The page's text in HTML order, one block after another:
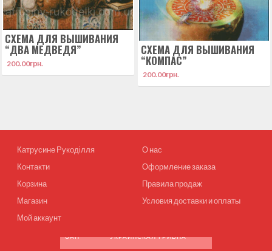
СХЕМА ДЛЯ ВЫШИВАНИЯ
“ДВА МЕДВЕДЯ”
200.00грн.
СХЕМА ДЛЯ ВЫШИВАНИЯ
“КОМПАС”
200.00грн.
Катрусине Рукоділля
Контакти
Корзина
Магазин
Мой аккаунт
О нас
Оформление заказа
Правила продаж
Условия доставки и оплаты
UAH УКРАИНСКАЯ ГРИВНА